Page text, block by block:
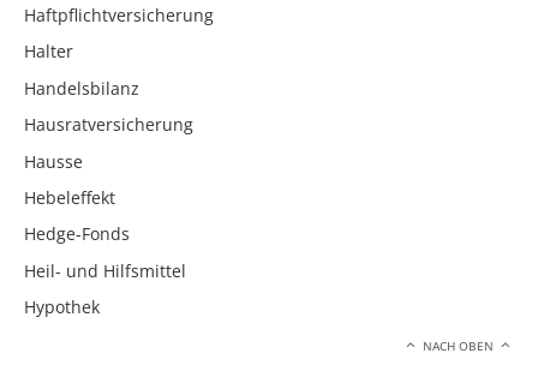
Haftpflichtversicherung
Halter
Handelsbilanz
Hausratversicherung
Hausse
Hebeleffekt
Hedge-Fonds
Heil- und Hilfsmittel
Hypothek
NACH OBEN